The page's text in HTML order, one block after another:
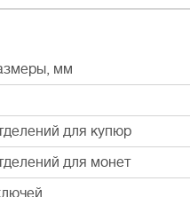
мм
для купюр
для монет